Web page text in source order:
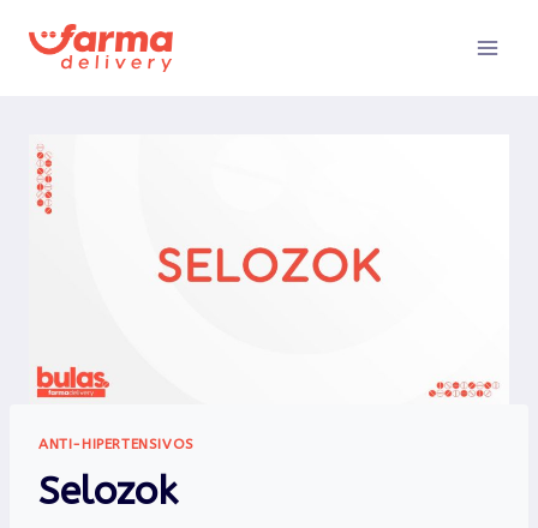
para
ANTI-HIPERTENSIVOS
Selozok